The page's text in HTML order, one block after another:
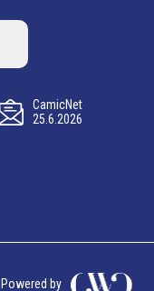
CamicNet
25.6.2026
Powered by